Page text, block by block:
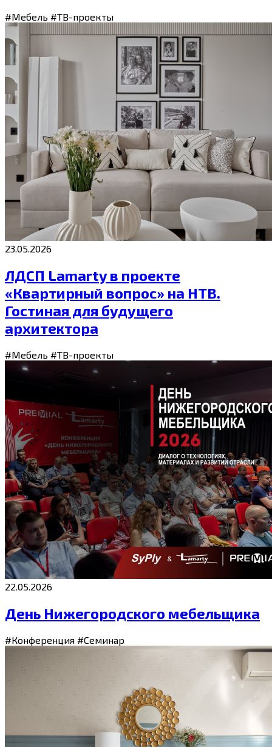
#Мебель #ТВ-проекты
23.05.2026
ЛДСП Lamarty в проекте
«Квартирный вопрос» на НТВ.
Гостиная для будущего
архитектора
#Мебель #ТВ-проекты
22.05.2026
День Нижегородского мебельщика
#Конференция #Семинар